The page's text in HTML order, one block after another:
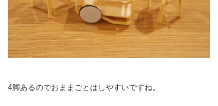
4脚あるのでおままごとはしやすいですね。